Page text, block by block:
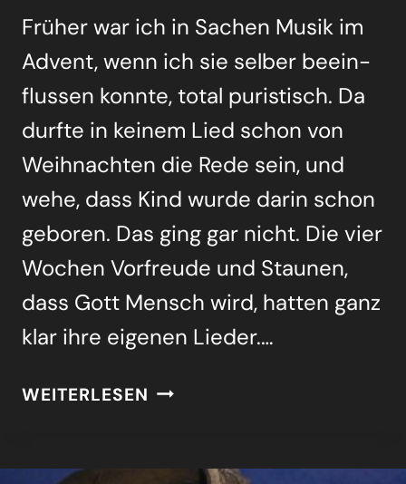
Frü­her war ich in Sachen Musik im
Advent, wenn ich sie sel­ber beein­
flus­sen konn­te, total puris­tisch. Da
durf­te in kei­nem Lied schon von
Weih­nach­ten die Rede sein, und
wehe, dass Kind wur­de dar­in schon
gebo­ren. Das ging gar nicht. Die vier
Wochen Vor­freu­de und Stau­nen,
dass Gott Mensch wird, hat­ten ganz
klar ihre eige­nen Lie­der.…
WEITERLESEN MEIN
IM